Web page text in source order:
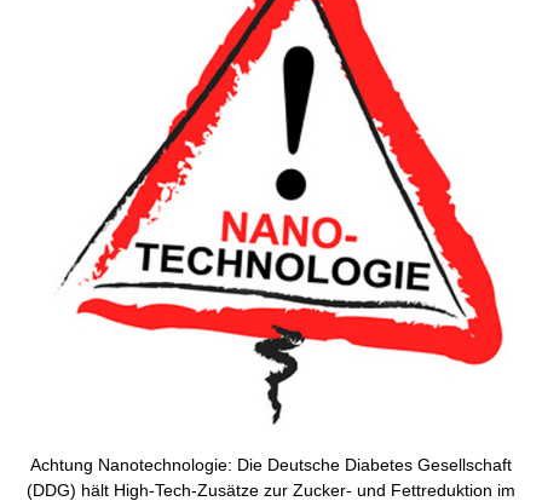
Achtung Nanotechnologie: Die Deutsche Diabetes Gesellschaft
(DDG) hält High-Tech-Zusätze zur Zucker- und Fettreduktion im